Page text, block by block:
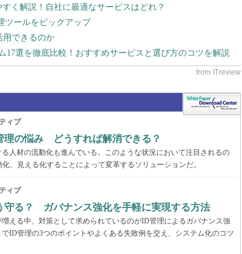
く解説！自社に最適なサービスはどれ？
ツールをピックアップ
用できるのか
17選を徹底比較！おすすめサービスと選び方のコツを解説
ィブ
理の悩み どうすれば解消できる？
人材の流動化も進んでいる。このような状況において注目されるの
、見える化することによって変革するソリューションだ。
ィブ
守る？ ガバナンス強化を手軽に実現する方法
える中、対策として求められているのがID管理によるガバナンス強
ID管理の3つのポイントやよくある失敗例を交え、システム化のコツ